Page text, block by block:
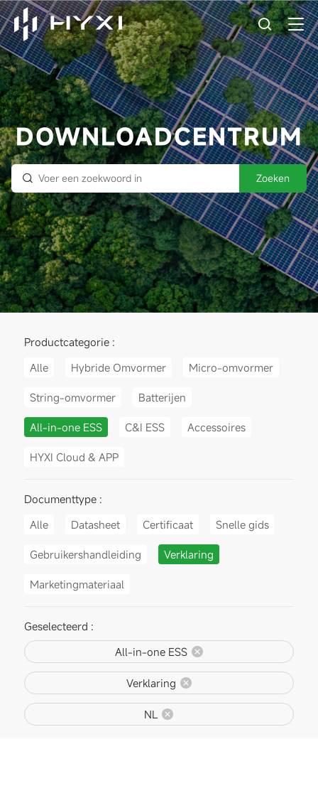
DOWNLOADCENTRUM
Zoeken
Productcategorie :
Alle
Hybride Omvormer Micro-omvormer
String-omvormer Batterijen
All-in-one ESS C&I ESS Accessoires
HYXI Cloud & APP
Documenttype :
Alle
Datasheet Certificaat Snelle gids
Gebruikershandleiding Verklaring
Marketingmateriaal
Geselecteerd :
All-in-one ESS
Verklaring
NL